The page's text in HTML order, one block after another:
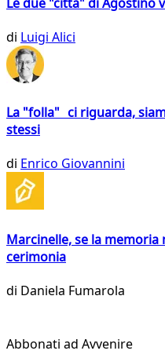
di Luigi Alici
La "folla" ci riguarda,
stessi
di Enrico Giovannini
Marcinelle, se la
cerimonia
di Daniela Fumarola
Abbonati ad Avvenire